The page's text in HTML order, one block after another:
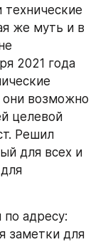
же муть и в
2021 года
они возможно
целевой
Решил
для всех и
заметки для